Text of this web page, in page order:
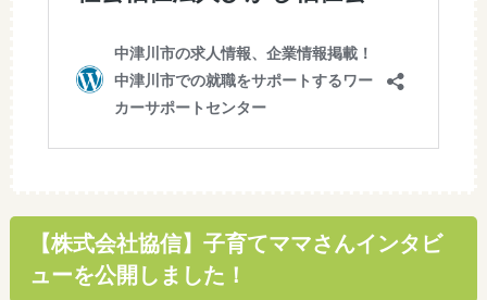
【株式会社協信】子育てママさんインタビ
ューを公開しました！